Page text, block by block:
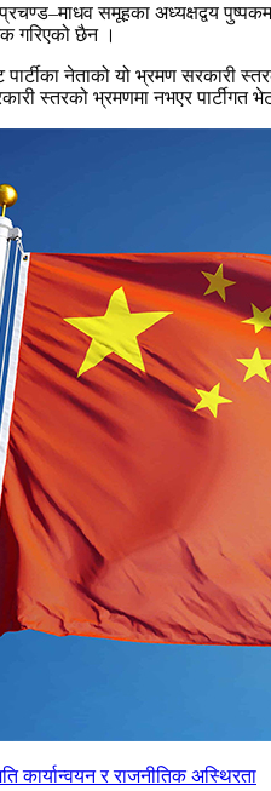
समूहका अध्यक्षद्वय
गरिएको छैन ।
पार्टीका नेताको यो भ्रमण सरकारी
स्तरको भ्रमणमा नभएर पार्टीगत
कार्यान्वयन र राजनीतिक अस्थिरता